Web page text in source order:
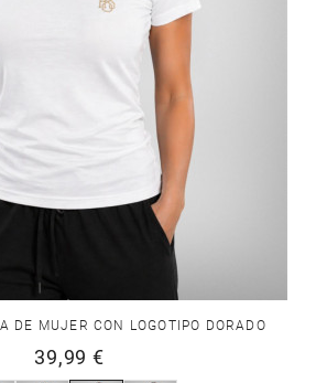
DE MUJER CON LOGOTIPO DORADO
39,99 €